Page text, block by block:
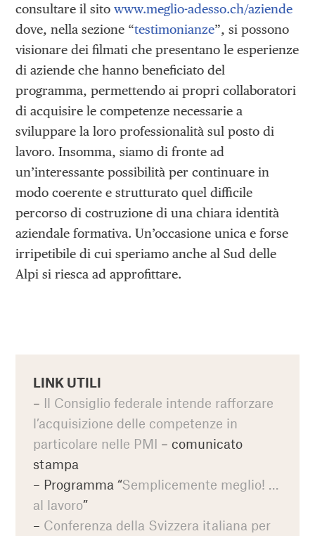
consultare il sitowww.meglio-adesso.ch/aziende
dove, nella sezione “testimonianze”, si possono
visionare dei filmati che presentano le esperienze
di aziende che hanno beneficiato del
programma, permettendo ai propri collaboratori
di acquisire le competenze necessarie a
sviluppare la loro professionalità sul posto di
lavoro. Insomma, siamo di fronte ad
un’interessante possibilità per continuare in
modo coerente e strutturato quel difficile
percorso di costruzione di una chiara identità
aziendale formativa. Un’occasione unica e forse
irripetibile di cui speriamo anche al Sud delle
Alpi si riesca ad approfittare.
LINK UTILI
– Il Consiglio federale intende rafforzare
l’acquisizione delle competenze in
particolare nelle PMI – comunicato
stampa
– Programma “Semplicemente meglio! …
al lavoro”
– Conferenza della Svizzera italiana per